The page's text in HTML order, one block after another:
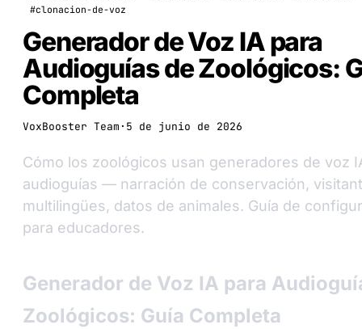
#clonacion-de-voz
Generador de Voz IA para
Audioguías de Zoológicos:
Completa
VoxBooster Team · 5 de junio de 2026
Cómo los zoológicos usan generadores de voz
audioguías — narración de conservación,
multilingües, datos de animales. Guía de
para educadores.
Generador de Voz IA para
Zoológicos: Guía Completa